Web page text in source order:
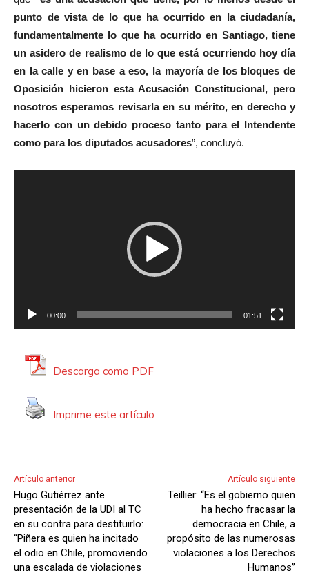
punto de vista de lo que ha ocurrido en la ciudadanía,
fundamentalmente lo que ha ocurrido en Santiago, tiene
un asidero de realismo de lo que está ocurriendo hoy día
en la calle y en base a eso, la mayoría de los bloques de
Oposición hicieron esta Acusación Constitucional, pero
nosotros esperamos revisarla en su mérito, en derecho y
hacerlo con un debido proceso tanto para el Intendente
como para los diputados acusadores”, concluyó.
o
00:00 01:51
Descarga como PDF
Imprime este artículo
Artículo anterior
Hugo Gutiérrez ante
presentación de la UDI al TC
en su contra para destituirlo:
“Piñera es quien ha incitado
el odio en Chile, promoviendo
una escalada de violaciones
Artículo siguiente
Teillier: “Es el gobierno quien
ha hecho fracasar la
democracia en Chile, a
propósito de las numerosas
violaciones a los Derechos
Humanos”